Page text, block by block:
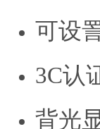
可设
3C认
背光